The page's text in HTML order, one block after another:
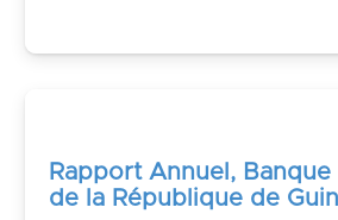
Rapport Annuel, Banque
de la République de